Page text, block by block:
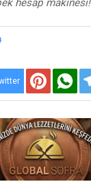
hesap makinesi!